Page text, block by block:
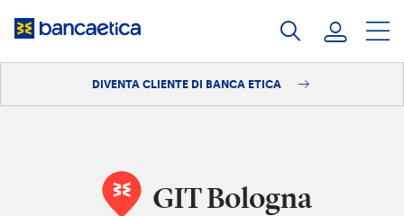
DIVENTA CLIENTE DI BANCA ETICA
GIT Bologna